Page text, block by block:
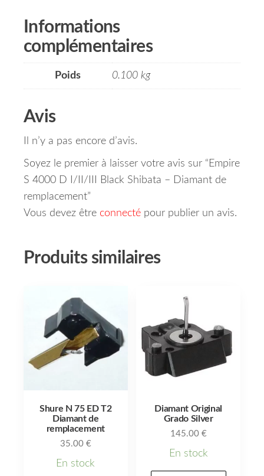
Informations
complémentaires
Poids 0.100 kg
Avis
Il n’y a pas encore d’avis.
Soyez le premier à laisser votre avis sur “Empire
S 4000 D I/II/III Black Shibata – Diamant de
remplacement”
Vous devez être connecté pour publier un avis.
Produits similaires
Shure N 75 ED T2
Diamant de
remplacement
35.00 €
En stock
Diamant Original
Grado Silver
145.00 €
En stock